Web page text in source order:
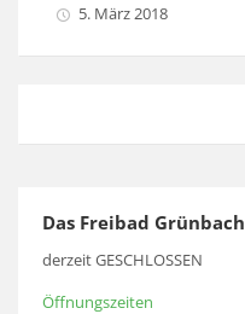
5. März 2018
Das Freibad
derzeit GESCHLOSSEN
Öffnungszeiten